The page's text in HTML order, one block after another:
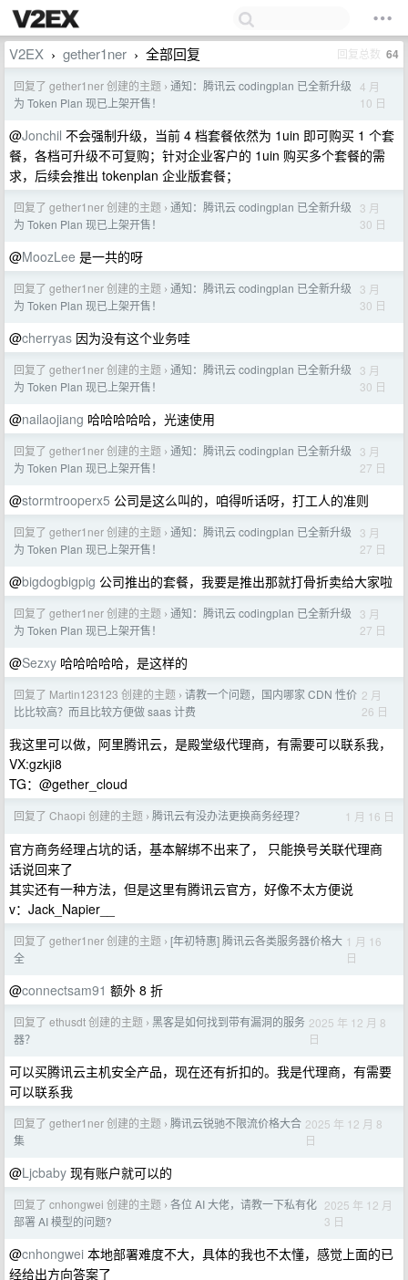
V2EX › gether1ner › 全部回复 回复总数 64
回复了 gether1ner 创建的主题 › 通知：腾讯云 codingplan 已全新升级
为 Token Plan 现已上架开售！
4 月
10 日
@Jonchil 不会强制升级，当前 4 档套餐依然为 1uin 即可购买 1 个套
餐，各档可升级不可复购；针对企业客户的 1uin 购买多个套餐的需
求，后续会推出 tokenplan 企业版套餐；
回复了 gether1ner 创建的主题 › 通知：腾讯云 codingplan 已全新升级
为 Token Plan 现已上架开售！
3 月
30 日
@MoozLee 是一共的呀
回复了 gether1ner 创建的主题 › 通知：腾讯云 codingplan 已全新升级
为 Token Plan 现已上架开售！
3 月
30 日
@cherryas 因为没有这个业务哇
回复了 gether1ner 创建的主题 › 通知：腾讯云 codingplan 已全新升级
为 Token Plan 现已上架开售！
3 月
30 日
@nailaojiang 哈哈哈哈哈，光速使用
回复了 gether1ner 创建的主题 › 通知：腾讯云 codingplan 已全新升级
为 Token Plan 现已上架开售！
3 月
27 日
@stormtrooperx5 公司是这么叫的，咱得听话呀，打工人的准则
回复了 gether1ner 创建的主题 › 通知：腾讯云 codingplan 已全新升级
为 Token Plan 现已上架开售！
3 月
27 日
@bigdogbigpig 公司推出的套餐，我要是推出那就打骨折卖给大家啦
回复了 gether1ner 创建的主题 › 通知：腾讯云 codingplan 已全新升级
为 Token Plan 现已上架开售！
3 月
27 日
@Sezxy 哈哈哈哈哈，是这样的
回复了 Martin123123 创建的主题 › 请教一个问题，国内哪家 CDN 性价
比比较高？而且比较方便做 saas 计费
2 月
26 日
我这里可以做，阿里腾讯云，是殿堂级代理商，有需要可以联系我，
VX:gzkji8
TG：@gether_cloud
回复了 Chaopi 创建的主题 › 腾讯云有没办法更换商务经理？ 1 月 16 日
官方商务经理占坑的话，基本解绑不出来了， 只能换号关联代理商
话说回来了
其实还有一种方法，但是这里有腾讯云官方，好像不太方便说
v：Jack_Napier__
回复了 gether1ner 创建的主题 › [年初特惠] 腾讯云各类服务器价格大
全
1 月 16
日
@connectsam91 额外 8 折
回复了 ethusdt 创建的主题 › 黑客是如何找到带有漏洞的服务
器？
2025 年 12 月 8
日
可以买腾讯云主机安全产品，现在还有折扣的。我是代理商，有需要
可以联系我
回复了 gether1ner 创建的主题 › 腾讯云锐驰不限流价格大合
集
2025 年 12 月 8
日
@Ljcbaby 现有账户就可以的
回复了 cnhongwei 创建的主题 › 各位 AI 大佬，请教一下私有化
部署 AI 模型的问题?
2025 年 12 月
3 日
@cnhongwei 本地部署难度不大，具体的我也不太懂，感觉上面的已
经给出方向答案了